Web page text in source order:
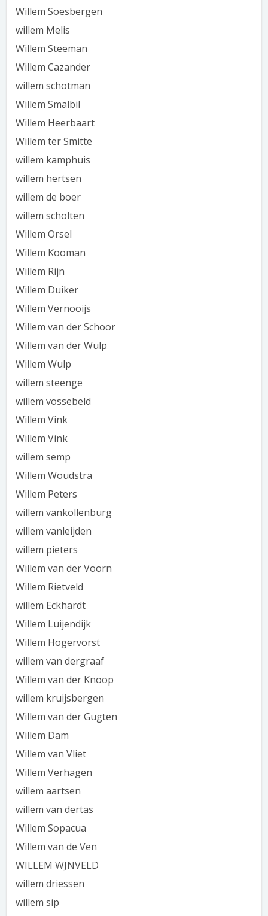
Willem Soesbergen
willem Melis
Willem Steeman
Willem Cazander
willem schotman
Willem Smalbil
Willem Heerbaart
Willem ter Smitte
willem kamphuis
willem hertsen
willem de boer
willem scholten
Willem Orsel
Willem Kooman
Willem Rijn
Willem Duiker
Willem Vernooijs
Willem van der Schoor
Willem van der Wulp
Willem Wulp
willem steenge
willem vossebeld
Willem Vink
Willem Vink
willem semp
Willem Woudstra
Willem Peters
willem vankollenburg
willem vanleijden
willem pieters
Willem van der Voorn
Willem Rietveld
willem Eckhardt
Willem Luijendijk
Willem Hogervorst
willem van dergraaf
Willem van der Knoop
willem kruijsbergen
Willem van der Gugten
Willem Dam
Willem van Vliet
Willem Verhagen
willem aartsen
willem van dertas
Willem Sopacua
Willem van de Ven
WILLEM WJNVELD
willem driessen
willem sip